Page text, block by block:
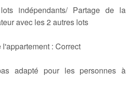
indépendants/ Partage de la
avec les 2 autres lots
: Correct
adapté pour les personnes à